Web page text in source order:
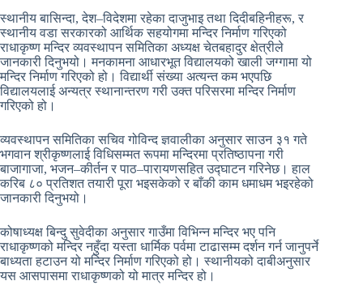
स्थानीय बासिन्दा, देश–विदेशमा रहेका दाजुभाइ तथा दिदीबहिनीहरू, र
स्थानीय वडा सरकारको आर्थिक सहयोगमा मन्दिर निर्माण गरिएको
राधाकृष्ण मन्दिर व्यवस्थापन समितिका अध्यक्ष चेतबहादुर क्षेत्रीले
जानकारी दिनुभयो। मनकामना आधारभूत विद्यालयको खाली जग्गामा यो
मन्दिर निर्माण गरिएको हो। विद्यार्थी संख्या अत्यन्त कम भएपछि
विद्यालयलाई अन्यत्र स्थानान्तरण गरी उक्त परिसरमा मन्दिर निर्माण
गरिएको हो।
व्यवस्थापन समितिका सचिव गोविन्द ज्ञवालीका अनुसार साउन ३१ गते
भगवान श्रीकृष्णलाई विधिसम्मत रूपमा मन्दिरमा प्रतिष्ठापना गरी
बाजागाजा, भजन–कीर्तन र पाठ–पारायणसहित उद्घाटन गरिनेछ। हाल
करिब ८० प्रतिशत तयारी पूरा भइसकेको र बाँकी काम धमाधम भइरहेको
जानकारी दिनुभयो।
कोषाध्यक्ष बिन्दु सुवेदीका अनुसार गाउँमा विभिन्न मन्दिर भए पनि
राधाकृष्णको मन्दिर नहुँदा यस्ता धार्मिक पर्वमा टाढासम्म दर्शन गर्न जानुपर्ने
बाध्यता हटाउन यो मन्दिर निर्माण गरिएको हो। स्थानीयको दाबीअनुसार
यस आसपासमा राधाकृष्णको यो मात्र मन्दिर हो।